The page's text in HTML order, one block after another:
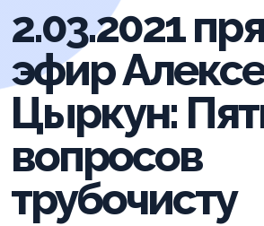
2.03.2021
эфир
Цыркун:
вопросов
трубочисту